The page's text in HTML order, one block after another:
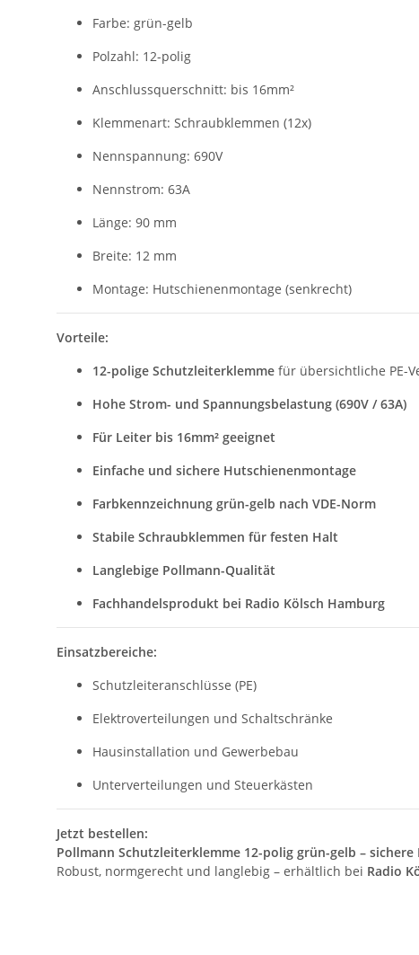
Farbe: grün-gelb
Polzahl: 12-polig
Anschlussquerschnitt: bis 16mm²
Klemmenart: Schraubklemmen (12x)
Nennspannung: 690V
Nennstrom: 63A
Länge: 90 mm
Breite: 12 mm
Montage: Hutschienenmontage (senkrecht)
Vorteile:
12-polige Schutzleiterklemme für übersichtliche PE-
Hohe Strom- und Spannungsbelastung (690V / 63A)
Für Leiter bis 16mm² geeignet
Einfache und sichere Hutschienenmontage
Farbkennzeichnung grün-gelb nach VDE-Norm
Stabile Schraubklemmen für festen Halt
Langlebige Pollmann-Qualität
Fachhandelsprodukt bei Radio Kölsch Hamburg
Einsatzbereiche:
Schutzleiteranschlüsse (PE)
Elektroverteilungen und Schaltschränke
Hausinstallation und Gewerbebau
Unterverteilungen und Steuerkästen
Jetzt bestellen:
Pollmann Schutzleiterklemme 12-polig grün-gelb – sichere
Robust, normgerecht und langlebig – erhältlich bei Radio